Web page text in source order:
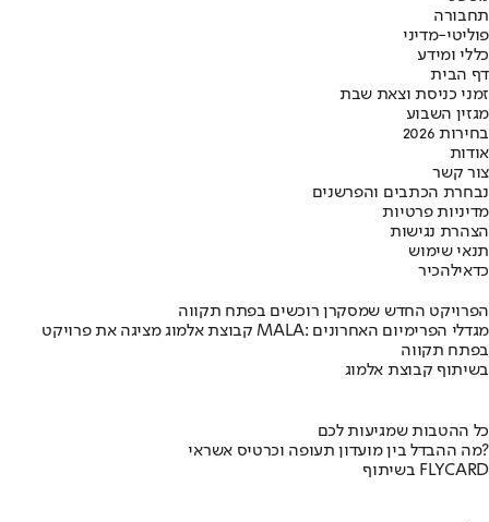
תחבורה
פוליטי-מדיני
כללי ומידע
דף הבית
זמני כניסת וצאת שבת
מגזין השבוע
בחירות 2026
אודות
צור קשר
נבחרת הכתבים והפרשנים
מדיניות פרטיות
הצהרת נגישות
תנאי שימוש
כדאילהכיר
הפרויקט החדש שמסקרן רוכשים בפתח תקווה
קבוצת אלמוג מציגה את פרויקט MALA: מגדלי הפרימיום האחרונים
בפתח תקווה
בשיתוף קבוצת אלמוג
כל ההטבות שמגיעות לכם
מה ההבדל בין מועדון תעופה וכרטיס אשראי?
בשיתוף FLYCARD